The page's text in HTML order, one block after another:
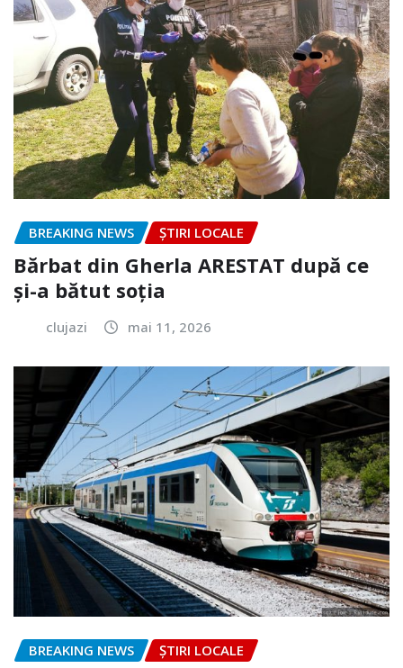
BREAKING NEWS ȘTIRI LOCALE
Bărbat din Gherla ARESTAT după ce
și-a bătut soția
clujazi mai 11, 2026
BREAKING NEWS ȘTIRI LOCALE